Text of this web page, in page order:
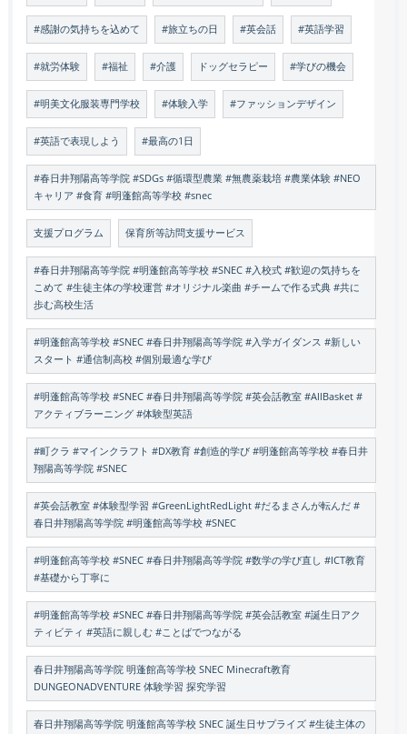
#感謝の気持ちを込めて #旅立ちの日 #英会話 #英語学習
#就労体験 #福祉 #介護 ドッグセラピー #学びの機会
#明美文化服装専門学校 #体験入学 #ファッションデザイン
#英語で表現しよう #最高の1日
#春日井翔陽高等学院 #SDGs #循環型農業 #無農薬栽培 #農業体験 #NEO
キャリア #食育 #明蓬館高等学校 #snec
支援プログラム 保育所等訪問支援サービス
#春日井翔陽高等学院 #明蓬館高等学校 #SNEC #入校式 #歓迎の気持ちを
こめて #生徒主体の学校運営 #オリジナル楽曲 #チームで作る式典 #共に
歩む高校生活
#明蓬館高等学校 #SNEC #春日井翔陽高等学院 #入学ガイダンス #新しい
スタート #通信制高校 #個別最適な学び
#明蓬館高等学校 #SNEC #春日井翔陽高等学院 #英会話教室 #AllBasket #
アクティブラーニング #体験型英語
#町クラ #マインクラフト #DX教育 #創造的学び #明蓬館高等学校 #春日井
翔陽高等学院 #SNEC
#英会話教室 #体験型学習 #GreenLightRedLight #だるまさんが転んだ #
春日井翔陽高等学院 #明蓬館高等学校 #SNEC
#明蓬館高等学校 #SNEC #春日井翔陽高等学院 #数学の学び直し #ICT教育
#基礎から丁寧に
#明蓬館高等学校 #SNEC #春日井翔陽高等学院 #英会話教室 #誕生日アク
ティビティ #英語に親しむ #ことばでつながる
春日井翔陽高等学院 明蓬館高等学校 SNEC Minecraft教育
DUNGEONADVENTURE 体験学習 探究学習
春日井翔陽高等学院 明蓬館高等学校 SNEC 誕生日サプライズ #生徒主体の